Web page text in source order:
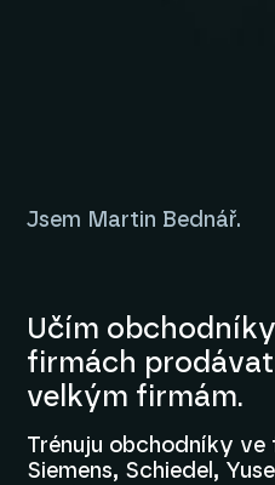
Jsem Martin Bednář.
Učím
firmách
velkým firmám.
Trénuju obchodníky ve
Siemens, Schiedel,